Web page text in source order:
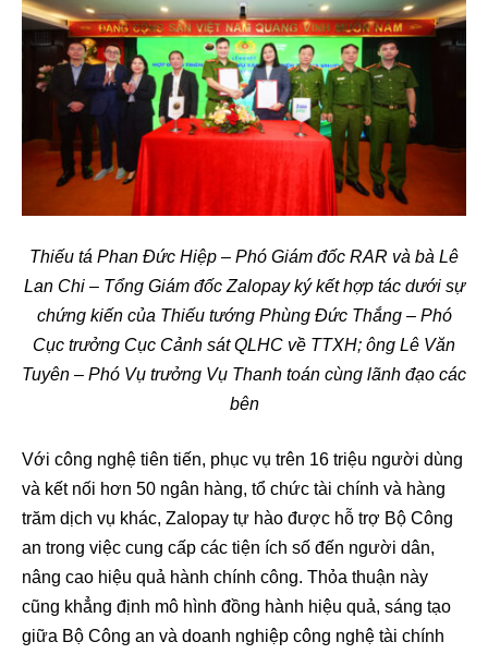
Thiếu tá Phan Đức Hiệp – Phó Giám đốc RAR và bà Lê
Lan Chi – Tổng Giám đốc Zalopay ký kết hợp tác dưới sự
chứng kiến của Thiếu tướng Phùng Đức Thắng – Phó
Cục trưởng Cục Cảnh sát QLHC về TTXH; ông Lê Văn
Tuyên – Phó Vụ trưởng Vụ Thanh toán cùng lãnh đạo các
bên
Với công nghệ tiên tiến, phục vụ trên 16 triệu người dùng
và kết nối hơn 50 ngân hàng, tổ chức tài chính và hàng
trăm dịch vụ khác, Zalopay tự hào được hỗ trợ Bộ Công
an trong việc cung cấp các tiện ích số đến người dân,
nâng cao hiệu quả hành chính công. Thỏa thuận này
cũng khẳng định mô hình đồng hành hiệu quả, sáng tạo
giữa Bộ Công an và doanh nghiệp công nghệ tài chính